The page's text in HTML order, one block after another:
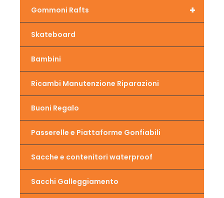
+
Gommoni Rafts
Skateboard
Bambini
Ricambi Manutenzione Riparazioni
Buoni Regalo
Passerelle e Piattaforme Gonfiabili
Sacche e contenitori waterproof
Sacchi Galleggiamento